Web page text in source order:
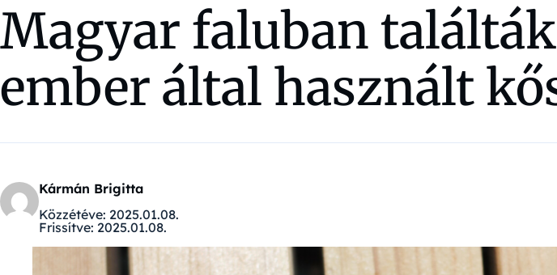
Magyar faluban
ember által használt
Kármán Brigitta
Közzétéve: 2025.01.08.
Frissítve: 2025.01.08.